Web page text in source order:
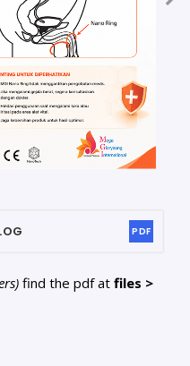
PDF
find the pdf at files >